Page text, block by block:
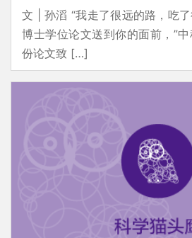
文 | 孙滔 “我走了很远的路，吃
博士学位论文送到你的面前，”
份论文致 […]